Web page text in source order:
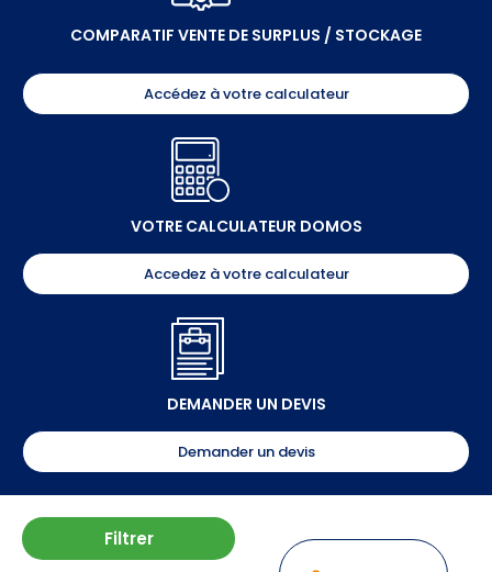
COMPARATIF VENTE DE SURPLUS / STOCKAGE
Accédez à votre calculateur
VOTRE CALCULATEUR DOMOS
Accedez à votre calculateur
DEMANDER UN DEVIS
Demander un devis
Filtrer